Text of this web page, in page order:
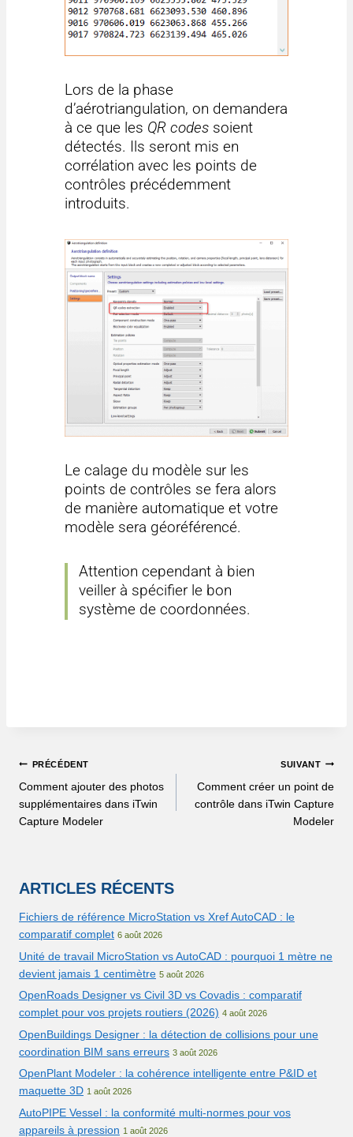
Lors de la phase
d’aérotriangulation, on demandera
à ce que les QR codes soient
détectés. Ils seront mis en
corrélation avec les points de
contrôles précédemment
introduits.
Le calage du modèle sur les
points de contrôles se fera alors
de manière automatique et votre
modèle sera géoréférencé.
Attention cependant à bien
veiller à spécifier le bon
système de coordonnées.
PRÉCÉDENT
Comment ajouter des photos
supplémentaires dans iTwin
Capture Modeler
SUIVANT
Comment créer un point de
contrôle dans iTwin Capture
Modeler
ARTICLES RÉCENTS
Fichiers de référence MicroStation vs Xref AutoCAD : le
comparatif complet 6 août 2026
Unité de travail MicroStation vs AutoCAD : pourquoi 1 mètre ne
devient jamais 1 centimètre 5 août 2026
OpenRoads Designer vs Civil 3D vs Covadis : comparatif
complet pour vos projets routiers (2026) 4 août 2026
OpenBuildings Designer : la détection de collisions pour une
coordination BIM sans erreurs 3 août 2026
OpenPlant Modeler : la cohérence intelligente entre P&ID et
maquette 3D 1 août 2026
AutoPIPE Vessel : la conformité multi-normes pour vos
appareils à pression 1 août 2026